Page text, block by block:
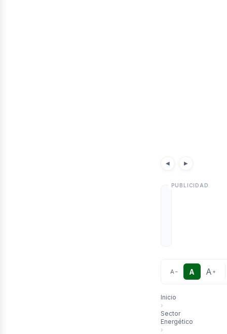
◀ Noticias
▶
A − A A +
Inicio
›
Sector
Energético
›